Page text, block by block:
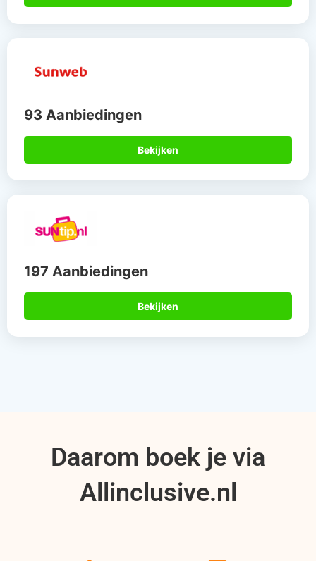
93 Aanbiedingen
Bekijken
197 Aanbiedingen
Bekijken
Daarom boek je via
Allinclusive.nl